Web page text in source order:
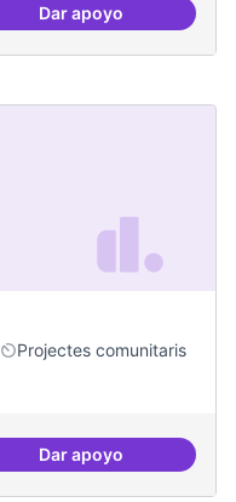
Dar apoyo
Vilaveïna
Projectes comunitaris
Dar apoyo
Artenea